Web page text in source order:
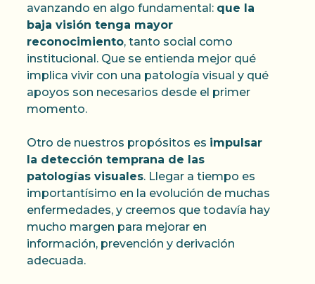
avanzando en algo fundamental: que la
baja visión tenga mayor
reconocimiento, tanto social como
institucional. Que se entienda mejor qué
implica vivir con una patología visual y qué
apoyos son necesarios desde el primer
momento.
Otro de nuestros propósitos es impulsar
la detección temprana de las
patologías visuales. Llegar a tiempo es
importantísimo en la evolución de muchas
enfermedades, y creemos que todavía hay
mucho margen para mejorar en
información, prevención y derivación
adecuada.